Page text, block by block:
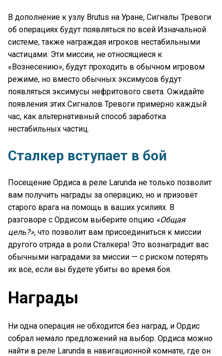
В дополнение к узлу Brutus на Уране, Сигналы Тревоги
об операциях будут появляться по всей Изначальной
системе, также награждая игроков нестабильными
частицами. Эти миссии, не относящиеся к
«Вознесению», будут проходить в обычном игровом
режиме, но вместо обычных эксимусов будут
появляться эксимусы нефритового света. Ожидайте
появления этих Сигналов Тревоги примерно каждый
час, как альтернативный способ заработка
нестабильных частиц.
Сталкер вступает в бой
Посещение Ордиса в реле Larunda не только позволит
вам получить награды за операцию, но и призовёт
старого врага на помощь в ваших усилиях. В
разговоре с Ордисом выберите опцию «Общая
цель?», что позволит вам присоединиться к миссии
другого отряда в роли Сталкера! Это вознаградит вас
обычными наградами за миссии — с риском потерять
их все, если вы будете убиты во время боя.
Награды
Ни одна операция не обходится без наград, и Ордис
собрал немало предложений на выбор. Ордиса можно
найти в реле Larunda в навигационной комнате, где он